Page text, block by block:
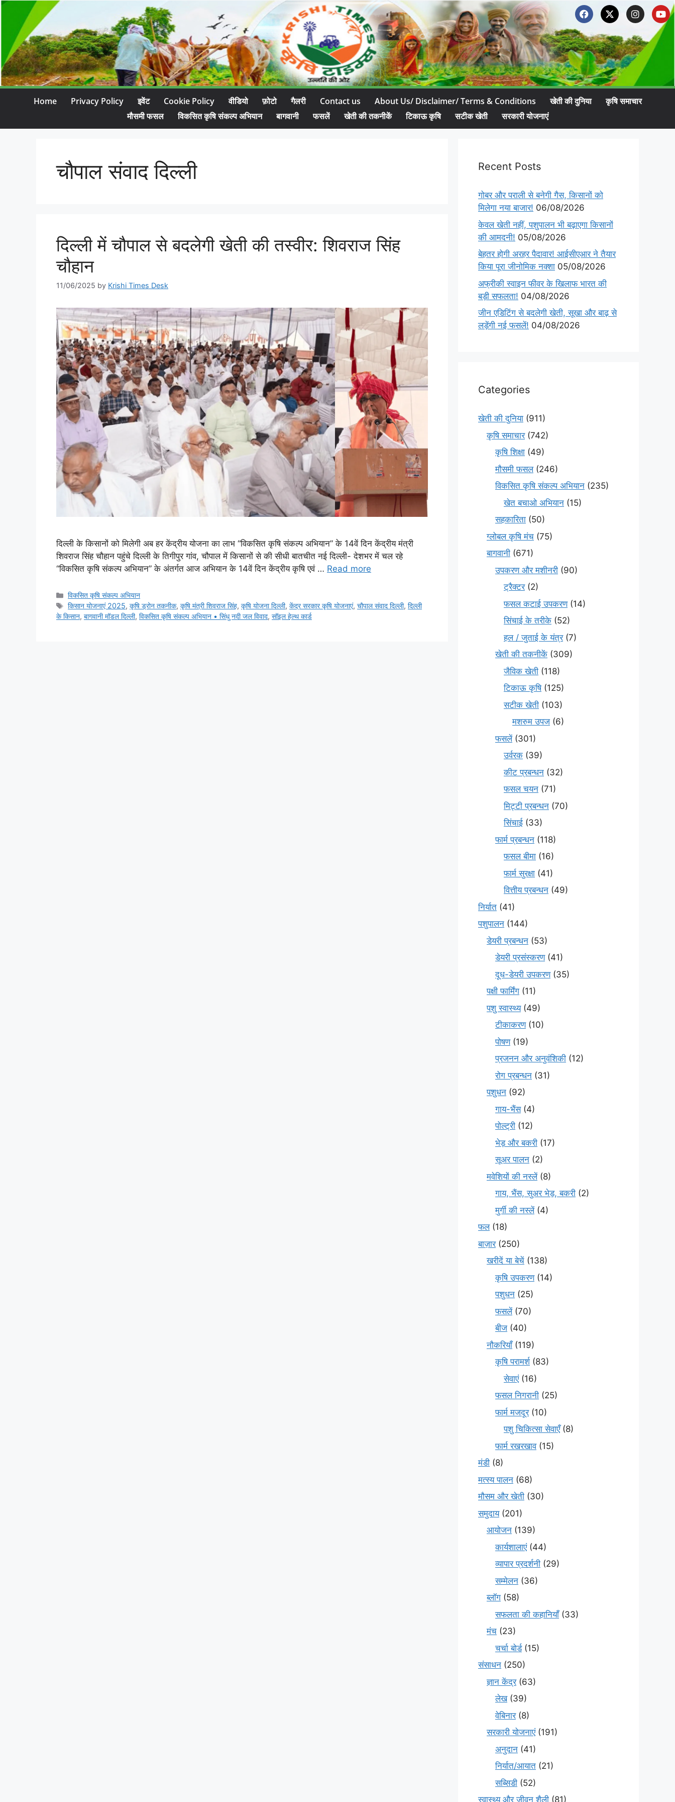
Home Privacy Policy इवेंट Cookie Policy वीडियो फ़ोटो गैलरी Contact us About Us/ Disclaimer/ Terms & Conditions खेती की दुनिया
कृषि समाचार
मौसमी फसल
विकसित कृषि संकल्प अभियान बागवानी फसलें खेती की तकनीकें टिकाऊ कृषि सटीक खेती सरकारी योजनाएं
चौपाल संवाद दिल्ली
दिल्ली में चौपाल से बदलेगी खेती की तस्वीर: शिवराज सिंह
चौहान
11/06/2025 by Krishi Times Desk
दिल्ली के किसानों को मिलेगी अब हर केंद्रीय योजना का लाभ “विकसित कृषि संकल्प अभियान” के 14वें दिन केंद्रीय मंत्री
शिवराज सिंह चौहान पहुंचे दिल्ली के तिगीपुर गांव, चौपाल में किसानों से की सीधी बातचीत नई दिल्ली- देशभर में चल रहे
“विकसित कृषि संकल्प अभियान” के अंतर्गत आज अभियान के 14वें दिन केंद्रीय कृषि एवं … Read more
विकसित कृषि संकल्प अभियान
किसान योजनाएं 2025,कृषि ड्रोन तकनीक,कृषि मंत्री शिवराज सिंह,कृषि योजना दिल्ली,केंद्र सरकार कृषि योजनाएं,चौपाल संवाद दिल्ली,दिल्ली
के किसान, बागवानी मॉडल दिल्ली, विकसित कृषि संकल्प अभियान • सिंधु नदी जल विवाद, सॉइल हेल्थ कार्ड
Recent Posts
गोबर और पराली से बनेगी गैस, किसानों को
मिलेगा नया बाजार! 06/08/2026
केवल खेती नहीं, पशुपालन भी बढ़ाएगा किसानों
की आमदनी! 05/08/2026
बेहतर होगी अरहर पैदावार! आईसीएआर ने तैयार
किया पूरा जीनोमिक नक्शा 05/08/2026
अफ्रीकी स्वाइन फीवर के खिलाफ भारत की
बड़ी सफलता! 04/08/2026
जीन एडिटिंग से बदलेगी खेती, सूखा और बाढ़ से
लड़ेंगी नई फसलें! 04/08/2026
Categories
खेती की दुनिया (911)
कृषि समाचार(742)
कृषि शिक्षा (49)
मौसमी फसल(246)
विकसित कृषि संकल्प अभियान (235)
खेत बचाओ अभियान (15)
सहकारिता (50)
ग्लोबल कृषि मंच (75)
बागवानी (671)
उपकरण और मशीनरी (90)
ट्रैक्टर(2)
फसल कटाई उपकरण(14)
सिंचाई के तरीके (52)
हल / जुताई के यंत्र(7)
खेती की तकनीकें (309)
जैविक खेती (118)
टिकाऊ कृषि(125)
सटीक खेती (103)
मशरुम उपज (6)
फसलें(301)
उर्वरक (39)
कीट प्रबन्धन (32)
फसल चयन (71)
मि‌ट्टी प्रबन्धन (70)
सिंचाई (33)
फार्म प्रबन्धन (118)
फसल बीमा (16)
फार्म सुरक्षा (41)
वित्तीय प्रबन्धन (49)
निर्यात (41)
पशुपालन (144)
डेयरी प्रबन्धन (53)
डेयरी प्रसंस्करण(41)
दूध-डेयरी उपकरण(35)
पक्षी फार्मिंग (11)
पशु स्वास्थ्य(49)
टीकाकरण(10)
पोषण(19)
प्रजनन और अनुवंशिकी (12)
रोग प्रबन्धन (31)
पशुधन (92)
गाय-भैंस(4)
पोल्ट्री (12)
भेड़ और बकरी (17)
सूअर पालन (2)
मवेशियों की नस्लें(8)
गाय, भैंस, सुअर भेड़, बकरी (2)
मुर्गी की नस्लें(4)
फल(18)
बाज़ार(250)
खरीदें या बेचें (138)
कृषि उपकरण(14)
पशुधन (25)
फसलें(70)
बीज (40)
नौकरियाँ(119)
कृषि परामर्श(83)
सेवाएं(16)
फसल निगरानी (25)
फार्म मजदूर(10)
पशु चिकित्सा सेवाएँ(8)
फार्म रखरखाव(15)
मंडी (8)
मत्स्य पालन (68)
मौसम और खेती (30)
समुदाय(201)
आयोजन (139)
कार्यशालाएं(44)
व्यापार प्रदर्शनी (29)
सम्मेलन (36)
ब्लॉग (58)
सफलता की कहानियाँ(33)
मंच (23)
चर्चा बोर्ड(15)
संसाधन (250)
ज्ञान केंद्र(63)
लेख(39)
वेबिनार(8)
सरकारी योजनाएं(191)
अनुदान (41)
निर्यात/आयात (21)
सब्सिडी (52)
स्वास्थ्य और जीवन शैली (81)